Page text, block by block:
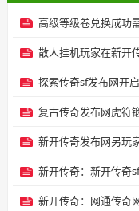
探索传奇sf发布网开
复古传奇发布网虎符
新开传奇：新开传奇
新开传奇：网通传奇